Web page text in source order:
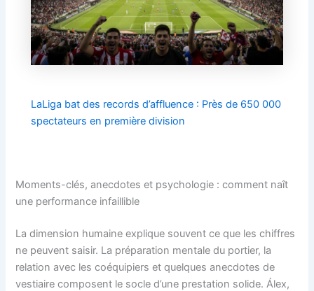
LaLiga bat des records d’affluence : Près de 650 000
spectateurs en première division
Moments-clés, anecdotes et psychologie : comment naît
une performance infaillible
La dimension humaine explique souvent ce que les chiffres
ne peuvent saisir. La préparation mentale du portier, la
relation avec les coéquipiers et quelques anecdotes de
vestiaire composent le socle d’une prestation solide. Álex,